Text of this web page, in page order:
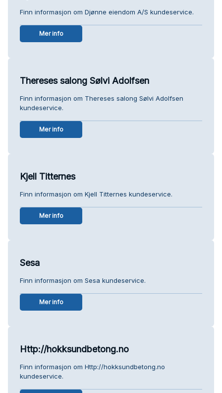
Finn informasjon om Djønne eiendom A/S kundeservice.
Mer info
Thereses salong Sølvi Adolfsen
Finn informasjon om Thereses salong Sølvi Adolfsen
kundeservice.
Mer info
Kjell Titternes
Finn informasjon om Kjell Titternes kundeservice.
Mer info
Sesa
Finn informasjon om Sesa kundeservice.
Mer info
Http://hokksundbetong.no
Finn informasjon om Http://hokksundbetong.no
kundeservice.